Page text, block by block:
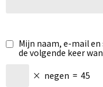
Mijn naam, e-mail
de volgende keer
× negen = 45